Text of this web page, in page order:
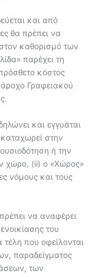
και από
θα πρέπει να
καθορισμό των
παρέχει τη
κόστος
Γραφειακού
και εγγυάται
καταχωρεί στην
ή την
χώρο, (ii) ο «Χώρος»
νόμους και τους
να αναφέρει
του
που οφείλονται
παραδείγματος
των